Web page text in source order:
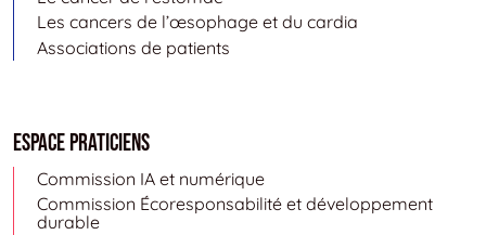
Les cancers de l’œsophage et du cardia
Associations de patients
Espace Praticiens
Commission IA et numérique
Commission Écoresponsabilité et développement
durable